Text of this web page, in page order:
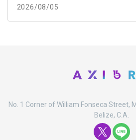
2026/08/05
No. 1 Corner of William Fonseca Street,
Belize, C.A.